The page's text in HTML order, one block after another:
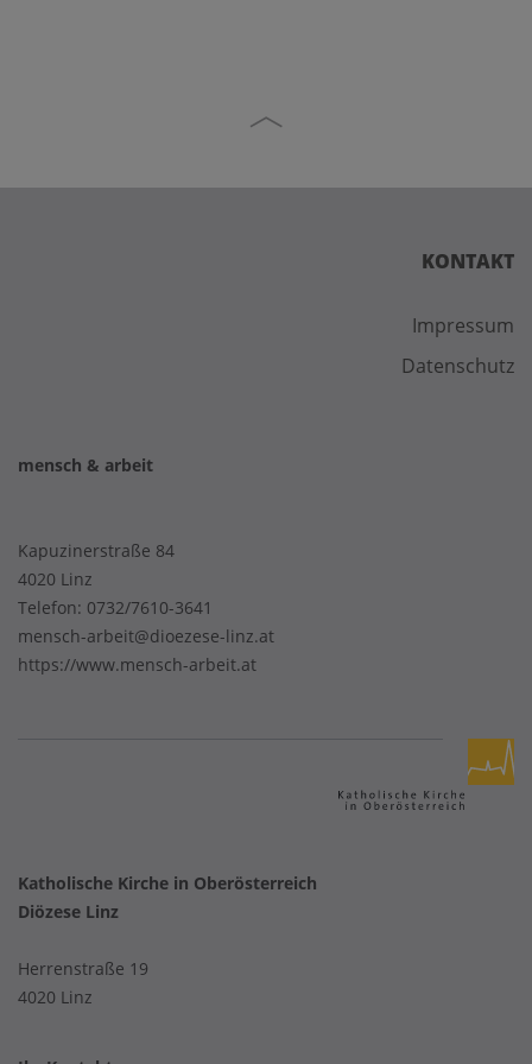
KONTAKT
Impressum
Datenschutz
mensch & arbeit
Kapuzinerstraße 84
4020 Linz
Telefon: 0732/7610-3641
mensch-arbeit@dioezese-linz.at
https://www.mensch-arbeit.at
Katholische Kirche in Oberösterreich
Diözese Linz
Herrenstraße 19
4020 Linz